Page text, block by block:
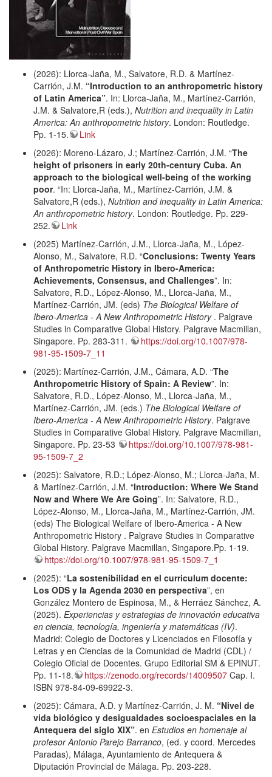
(2026): Llorca-Jaña, M., Salvatore, R.D. & Martínez-
Carrión, J.M. “Introduction to an anthropometric history
of Latin America”. In: Llorca-Jaña, M., Martínez-Carrión,
J.M. & Salvatore,R (eds.), Nutrition and inequality in Latin
America: An anthropometric history. London: Routledge.
Pp. 1-15.
Link
(2026): Moreno-Lázaro, J.; Martínez-Carrión, J.M. “The
height of prisoners in early 20th-century Cuba. An
approach to the biological well-being of the working
poor. “In: Llorca-Jaña, M., Martínez-Carrión, J.M. &
Salvatore,R (eds.), Nutrition and inequality in Latin America:
An anthropometric history. London: Routledge. Pp. 229-
252.
Link
(2025) Martínez-Carrión, J.M., Llorca-Jaña, M., López-
Alonso, M., Salvatore, R.D. “Conclusions: Twenty Years
of Anthropometric History in Ibero-America:
Achievements, Consensus, and Challenges”. In:
Salvatore, R.D., López-Alonso, M., Llorca-Jaña, M.,
Martínez-Carrión, JM. (eds) The Biological Welfare of
Ibero-America - A New Anthropometric History. Palgrave
Studies in Comparative Global History. Palgrave Macmillan,
Singapore. Pp. 283-311.
https://doi.org/10.1007/978-
981-95-1509-7_11
(2025): Martínez-Carrión, J.M., Cámara, A.D. “The
Anthropometric History of Spain: A Review”. In:
Salvatore, R.D., López-Alonso, M., Llorca-Jaña, M.,
Martínez-Carrión, JM. (eds.) The Biological Welfare of
Ibero-America - A New Anthropometric History. Palgrave
Studies in Comparative Global History. Palgrave Macmillan,
Singapore. Pp. 23-53
https://doi.org/10.1007/978-981-
95-1509-7_2
(2025): Salvatore, R.D.; López-Alonso, M.; Llorca-Jaña, M.
& Martínez-Carrión, J.M. “Introduction: Where We Stand
Now and Where We Are Going”. In: Salvatore, R.D.,
López-Alonso, M., Llorca-Jaña, M., Martínez-Carrión, JM.
(eds) The Biological Welfare of Ibero-America - A New
Anthropometric History . Palgrave Studies in Comparative
Global History. Palgrave Macmillan, Singapore.Pp. 1-19.
https://doi.org/10.1007/978-981-95-1509-7_1
(2025): “La sostenibilidad en el curriculum docente:
Los ODS y la Agenda 2030 en perspectiva”, en
González Montero de Espinosa, M., & Herráez Sánchez, A.
(2025). Experiencias y estrategias de innovación educativa
en ciencia, tecnología, ingeniería y matemáticas (IV).
Madrid: Colegio de Doctores y Licenciados en Filosofía y
Letras y en Ciencias de la Comunidad de Madrid (CDL) /
Colegio Oficial de Docentes. Grupo Editorial SM & EPINUT.
Pp. 11-18.
https://zenodo.org/records/14009507 Cap. I.
ISBN 978-84-09-69922-3.
(2025): Cámara, A.D. y Martínez-Carrión, J. M. “Nivel de
vida biológico y desigualdades socioespaciales en la
Antequera del siglo XIX”. en Estudios en homenaje al
profesor Antonio Parejo Barranco, (ed. y coord. Mercedes
Paradas), Málaga, Ayuntamiento de Antequera &
Diputación Provincial de Málaga. Pp. 203-228.